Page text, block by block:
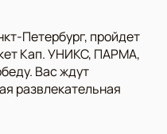
Петербург, пройдет
Кап. УНИКС, ПАРМА,
Вас ждут
развлекательная